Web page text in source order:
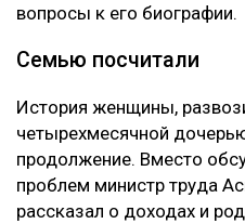
вопросы к его биографии.
Семью посчитали
История женщины,
четырехмесячной
продолжение. Вместо
проблем министр труда
рассказал о доходах и